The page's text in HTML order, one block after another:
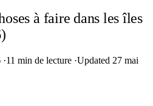
à faire dans les îles
·11 min de lecture ·Updated 27 mai